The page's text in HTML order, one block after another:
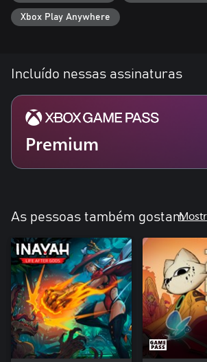
Xbox Play Anywhere
Incluído nessas assinaturas
Premium
As pessoas também gostam